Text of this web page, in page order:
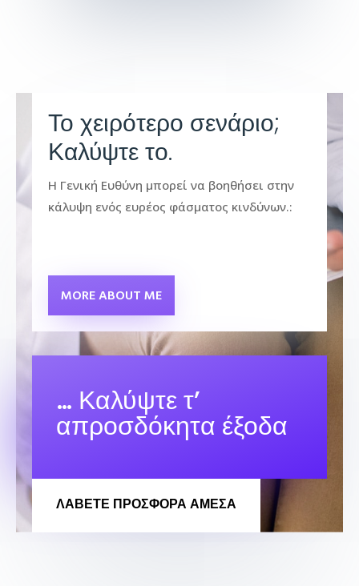
Το χειρότερο σενάριο;
Καλύψτε το.
Η Γενική Ευθύνη μπορεί να βοηθήσει στην
κάλυψη ενός ευρέος φάσματος κινδύνων.:
MORE ABOUT ME
… Καλύψτε τ’
απροσδόκητα έξοδα
ΛΆΒΕΤΕ ΠΡΟΣΦΟΡΑ ΑΜΕΣΑ